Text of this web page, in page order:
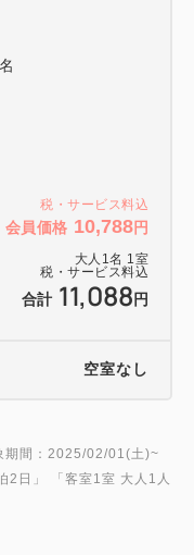
税・サービス料込
会員価格 10,788円
大人 1 名 1 室
税・サービス料込
合計 11,088 円
空室なし
間：2025/02/01(土)~
2日 」 「客室1室 大人1人